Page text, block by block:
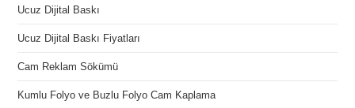
Ucuz Dijital Baskı
Ucuz Dijital Baskı Fiyatları
Cam Reklam Sökümü
Kumlu Folyo ve Buzlu Folyo Cam Kaplama